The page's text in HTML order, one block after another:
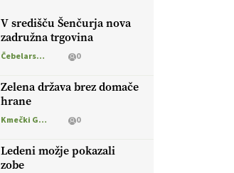
V središču Šenčurja nova
zadružna trgovina
Čebelarstvo 0
Zelena država brez domače
hrane
Kmečki Glas 0
Ledeni možje pokazali
zobe